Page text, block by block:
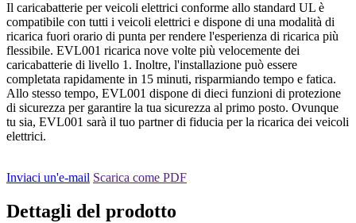
Il caricabatterie per veicoli elettrici conforme allo standard UL è
compatibile con tutti i veicoli elettrici e dispone di una modalità di
ricarica fuori orario di punta per rendere l'esperienza di ricarica più
flessibile. EVL001 ricarica nove volte più velocemente dei
caricabatterie di livello 1. Inoltre, l'installazione può essere
completata rapidamente in 15 minuti, risparmiando tempo e fatica.
Allo stesso tempo, EVL001 dispone di dieci funzioni di protezione
di sicurezza per garantire la tua sicurezza al primo posto. Ovunque
tu sia, EVL001 sarà il tuo partner di fiducia per la ricarica dei veicoli
elettrici.
Inviaci un'e-mail Scarica come PDF
Dettagli del prodotto